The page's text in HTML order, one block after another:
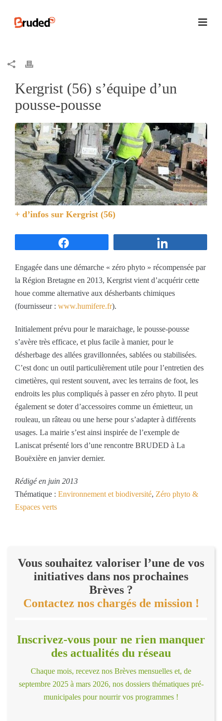
Kergrist (56) s’équipe d’un
pousse-pousse
+ d’infos sur Kergrist (56)
Engagée dans une démarche « zéro phyto » récompensée par
la Région Bretagne en 2013, Kergrist vient d’acquérir cette
houe comme alternative aux désherbants chimiques
(fournisseur : www.humifere.fr).
Initialement prévu pour le maraichage, le pousse-pousse
s’avère très efficace, et plus facile à manier, pour le
désherbage des allées gravillonnées, sablées ou stabilisées.
C’est donc un outil particulièrement utile pour l’entretien des
cimetières, qui restent souvent, avec les terrains de foot, les
endroits les plus compliqués à passer en zéro phyto. Il peut
également se doter d’accessoires comme un émietteur, un
rouleau, un râteau ou une herse pour s’adapter à différents
usages. La mairie s’est ainsi inspirée de l’exemple de
Laniscat présenté lors d’une rencontre BRUDED à La
Bouëxière en janvier dernier.
Rédigé en juin 2013
Thématique : Environnement et biodiversité, Zéro phyto &
Espaces verts
Vous souhaitez valoriser l’une de vos
initiatives dans nos prochaines
Brèves ?
Contactez nos chargés de mission !
Inscrivez-vous pour ne rien manquer
des actualités du réseau
Chaque mois, recevez nos Brèves mensuelles et, de
septembre 2025 à mars 2026, nos dossiers thématiques pré-
municipales pour nourrir vos programmes !